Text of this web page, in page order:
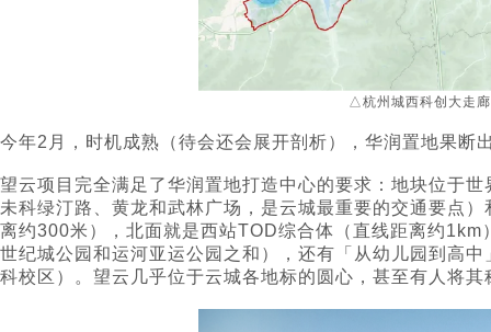
△杭州城西科创大走
今年2月，时机成熟（待会还会展开剖析），华润置地果断
望云项目完全满足了华润置地打造中心的要求：地块位于
未科绿汀路、黄龙和武林广场，是云城最重要的交通要点
离约300米），北面就是西站TOD综合体（直线距离约
世纪城公园和运河亚运公园之和），还有「从幼儿园到高
科校区）。望云几乎位于云城各地标的圆心，甚至有人将